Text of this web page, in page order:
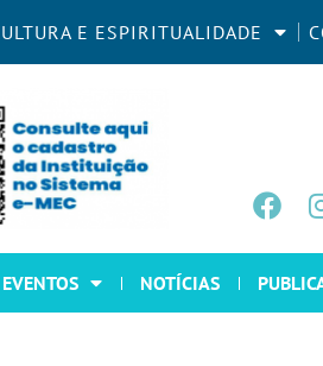
E ESPIRITUALIDADE
EVENTOS NOTÍCIAS